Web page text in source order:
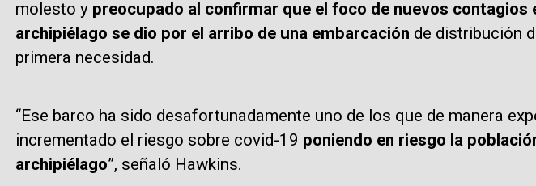
molesto y preocupado al confirmar que el foco de nuevos contagios
archipiélago se dio por el arribo de una embarcación de distribución
primera necesidad.
“Ese barco ha sido desafortunadamente uno de los que de manera
incrementado el riesgo sobre covid-19 poniendo en riesgo la
archipiélago”, señaló Hawkins.